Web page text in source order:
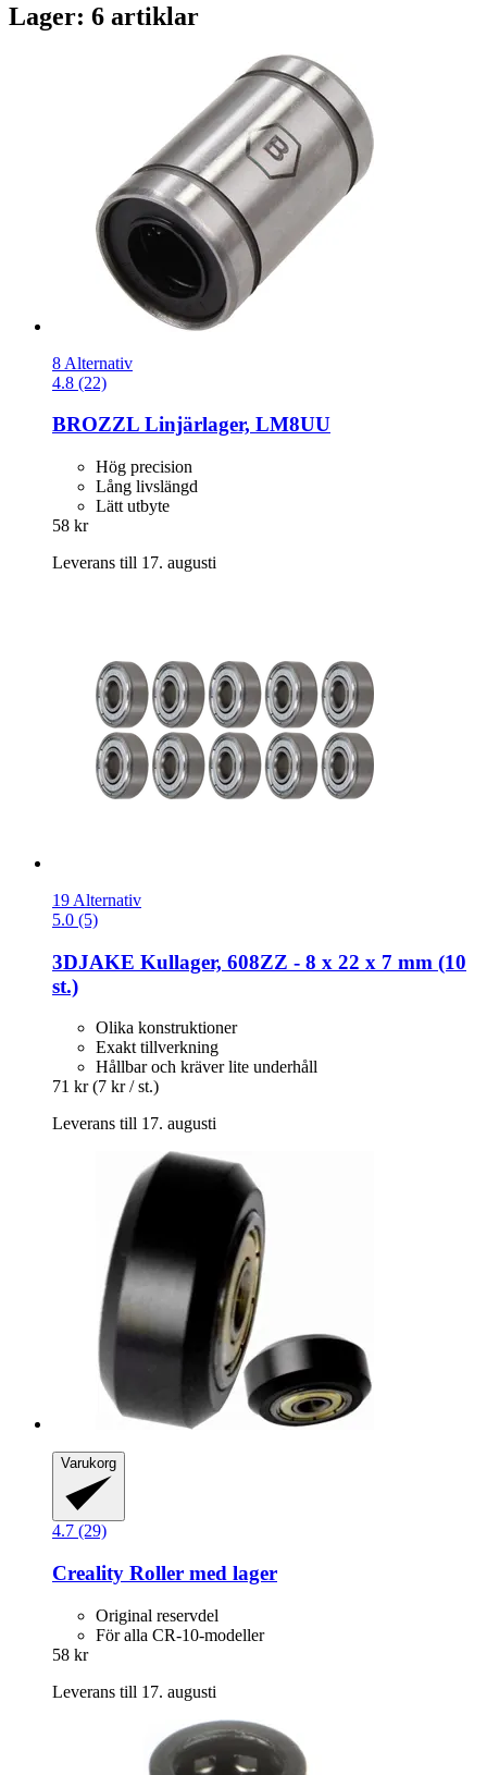
Lager: 6 artiklar
8 Alternativ
4.8 (22)
BROZZL Linjärlager, LM8UU
Hög precision
Lång livslängd
Lätt utbyte
58 kr
Leverans till 17. augusti
19 Alternativ
5.0 (5)
3DJAKE Kullager, 608ZZ -​ 8 x 22 x 7 mm (10
st.)
Olika konstruktioner
Exakt tillverkning
Hållbar och kräver lite underhåll
71 kr (7 kr / st.)
Leverans till 17. augusti
Varukorg
4.7 (29)
Creality Roller med lager
Original reservdel
För alla CR-10-modeller
58 kr
Leverans till 17. augusti